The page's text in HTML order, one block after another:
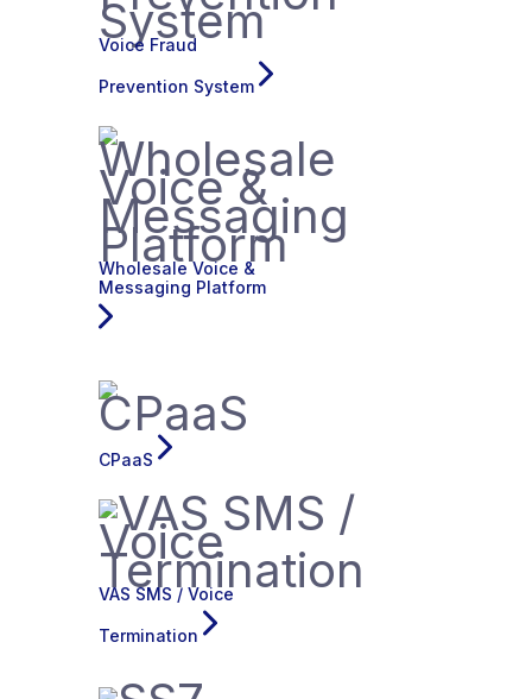
Voice Fraud
Prevention System
Wholesale Voice &
Messaging Platform
CPaaS
VAS SMS / Voice
Termination